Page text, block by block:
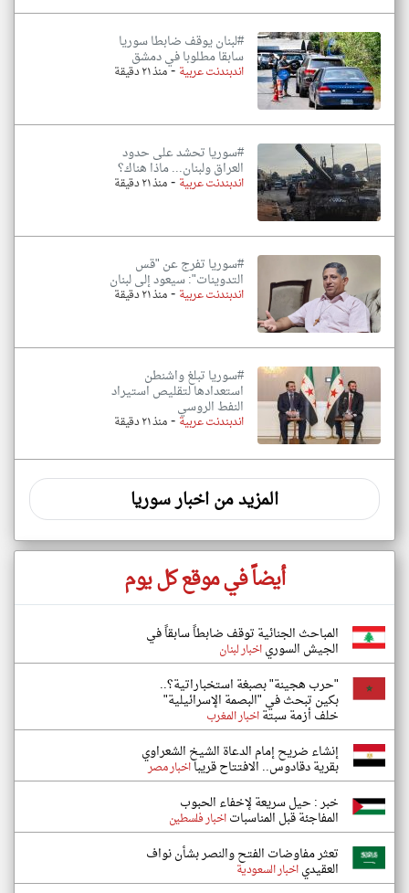
#لبنان يوقف ضابطا سوريا
سابقا مطلوبا في دمشق
اندبندنت عربية -منذ ٢١ دقيقة
#سوريا تحشد على حدود
العراق ولبنان... ماذا هناك؟
اندبندنت عربية -منذ ٢١ دقيقة
#سوريا تفرج عن "قس
التدوينات": سيعود إلى لبنان
اندبندنت عربية -منذ ٢١ دقيقة
#سوريا تبلغ واشنطن
استعدادها لتقليص استيراد
النفط الروسي
اندبندنت عربية-منذ ٢١ دقيقة
المزيد من اخبار سوريا
أيضاً في موقع كل يوم
المباحث الجنائية توقف ضابطاً سابقاً في
الجيش السورياخبار لبنان
"حرب هجينة" بصبغة استخباراتية؟..
بكين تبحث في "البصمة الإسرائيلية"
خلف أزمة سبتةاخبار المغرب
إنشاء ضريح إمام الدعاة الشيخ الشعراوي
بقرية دقادوس.. الافتتاح قريبااخبار مصر
خبر : حيل سريعة لإخفاء الحبوب
المفاجئة قبل المناسباتاخبار فلسطين
تعثر مفاوضات الفتح والنصر بشأن نواف
العقيدياخبار السعودية